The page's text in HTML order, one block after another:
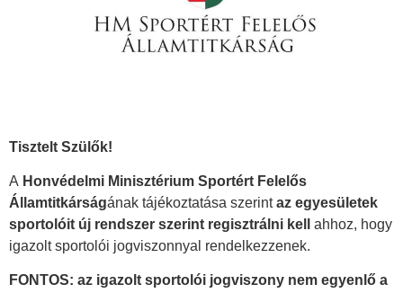
Tisztelt Szülők!
A Honvédelmi Minisztérium Sportért Felelős
Államtitkárságának tájékoztatása szerintaz egyesületek
sportolóit új rendszer szerint regisztrálni kell
ahhoz, hogy
igazolt sportolói jogviszonnyal rendelkezzenek.
FONTOS: az igazolt sportolói jogviszony nem egyenlő a